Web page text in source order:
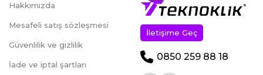
Hakkımızda
Mesafeli satış sözleşmesi
Güvenlilik ve gizlilik
İade ve iptal şartları
İletişime Geç
0850 259 88 18